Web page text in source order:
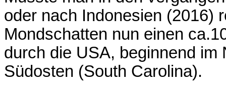
oder nach Indonesien (2016)
Mondschatten nun einen
durch die USA, beginnend
Südosten (South Carolina).